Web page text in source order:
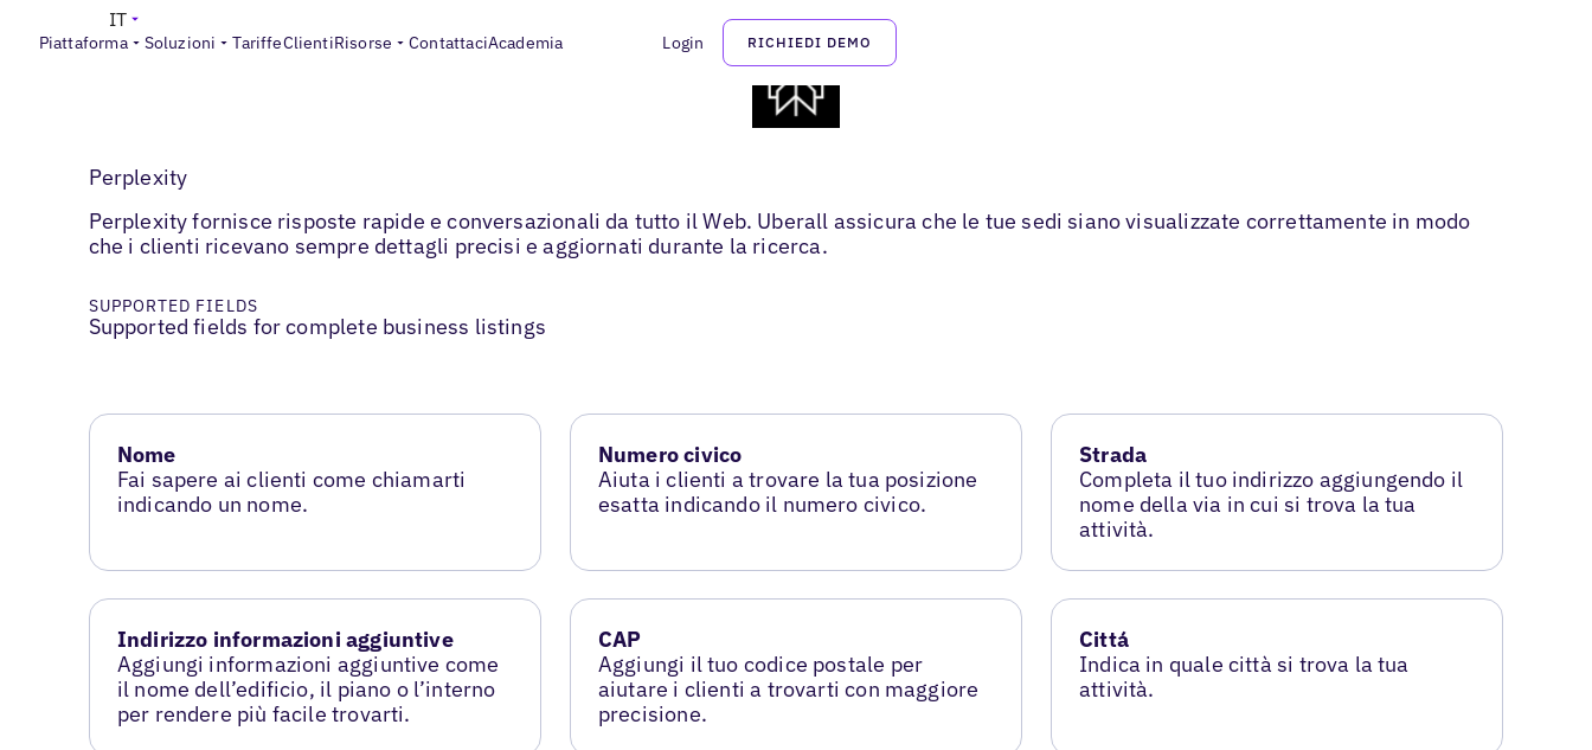
Piattaforma Soluzioni TariffeClientiRisorse ContattaciAcademia Login RICHIEDI DEMO
IT
Perplexity
Perplexity fornisce risposte rapide e conversazionali da tutto il Web. Uberall assicura che le tue sedi siano visualizzate correttamente in modo
che i clienti ricevano sempre dettagli precisi e aggiornati durante la ricerca.
SUPPORTED FIELDS
Supported fields for complete business listings
Nome
Fai sapere ai clienti come chiamarti
indicando un nome.
Numero civico
Aiuta i clienti a trovare la tua posizione
esatta indicando il numero civico.
Strada
Completa il tuo indirizzo aggiungendo il
nome della via in cui si trova la tua
attività.
Indirizzo informazioni aggiuntive
Aggiungi informazioni aggiuntive come
il nome dell’edificio, il piano o l’interno
per rendere più facile trovarti.
CAP
Aggiungi il tuo codice postale per
aiutare i clienti a trovarti con maggiore
precisione.
Cittá
Indica in quale città si trova la tua
attività.